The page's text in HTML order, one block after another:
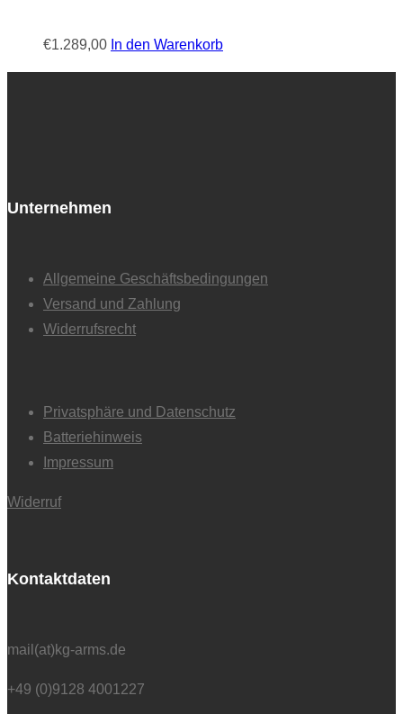
€1.289,00 In den Warenkorb
Unternehmen
Allgemeine Geschäftsbedingungen
Versand und Zahlung
Widerrufsrecht
Privatsphäre und Datenschutz
Batteriehinweis
Impressum
Widerruf
Kontaktdaten
mail(at)kg-arms.de
+49 (0)9128 4001227